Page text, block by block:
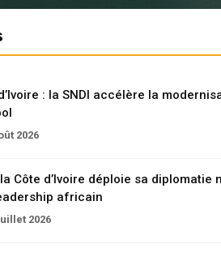
: la SNDI accélère la
2026
la Côte d’Ivoire déploie sa
africain
2026